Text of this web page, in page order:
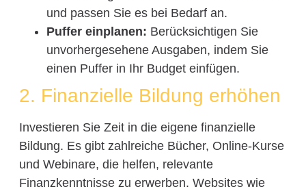
und passen Sie es bei Bedarf an.
Puffer einplanen: Berücksichtigen Sie
unvorhergesehene Ausgaben, indem Sie
einen Puffer in Ihr Budget einfügen.
2. Finanzielle Bildung erhöhen
Investieren Sie Zeit in die eigene finanzielle
Bildung. Es gibt zahlreiche Bücher, Online-Kurse
und Webinare, die helfen, relevante
Finanzkenntnisse zu erwerben. Websites wie